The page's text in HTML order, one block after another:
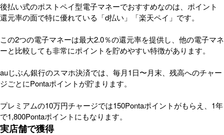
後払い式のポストペイ型電子マネーでおすすめなのは、ポイント
還元率の面で特に優れている「d払い」「楽天ペイ」です。
この2つの電子マネーは最大2.0％の還元率を提供し、他の電子マネ
ーと比較しても非常にポイントを貯めやすい特徴があります。
auじぶん銀行のスマホ決済では、毎月1日〜月末、残高へのチャー
ジごとにPontaポイントが貯まります。
プレミアムの10万円チャージでは150Pontaポイントがもらえ、1年
で1,800Pontaポイントにもなります。
実店舗で獲得